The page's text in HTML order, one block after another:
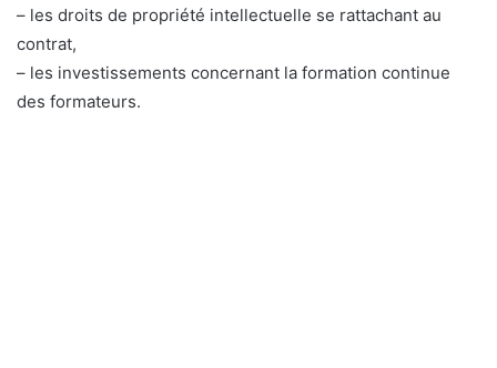
– les droits de propriété intellectuelle se rattachant au
contrat,
– les investissements concernant la formation continue
des formateurs.